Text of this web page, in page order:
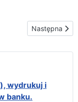
Częstochowską
Następna
Następna
wydrukuj i
banku.